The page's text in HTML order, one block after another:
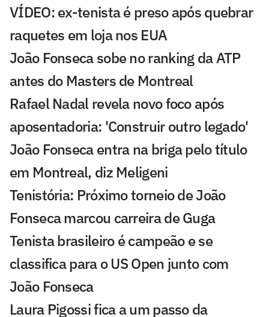
VÍDEO: ex-tenista é preso após quebrar
raquetes em loja nos EUA
João Fonseca sobe no ranking da ATP
antes do Masters de Montreal
Rafael Nadal revela novo foco após
aposentadoria: 'Construir outro legado'
João Fonseca entra na briga pelo título
em Montreal, diz Meligeni
Tenistória: Próximo torneio de João
Fonseca marcou carreira de Guga
Tenista brasileiro é campeão e se
classifica para o US Open junto com
João Fonseca
Laura Pigossi fica a um passo da